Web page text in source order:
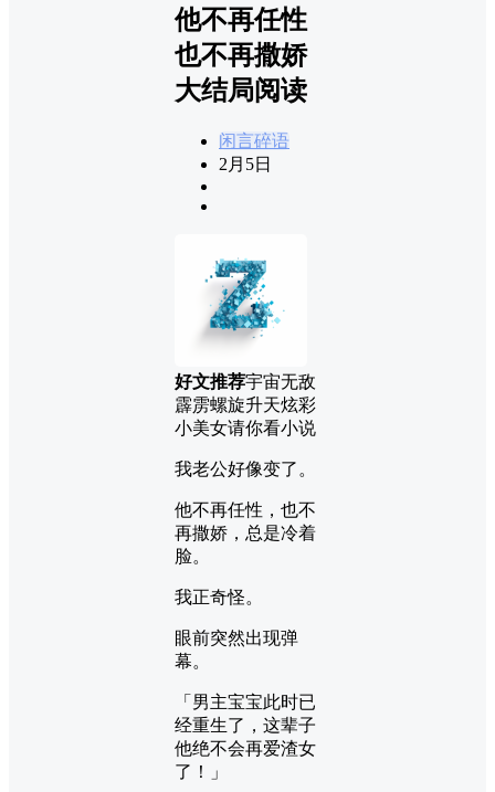
他不再任性
也不再撒娇
大结局阅读
闲言碎语
2月5日
好文推荐宇宙无敌
霹雳螺旋升天炫彩
小美女请你看小说
我老公好像变了。
他不再任性，也不
再撒娇，总是冷着
脸。
我正奇怪。
眼前突然出现弹
幕。
「男主宝宝此时已
经重生了，这辈子
他绝不会再爱渣女
了！」